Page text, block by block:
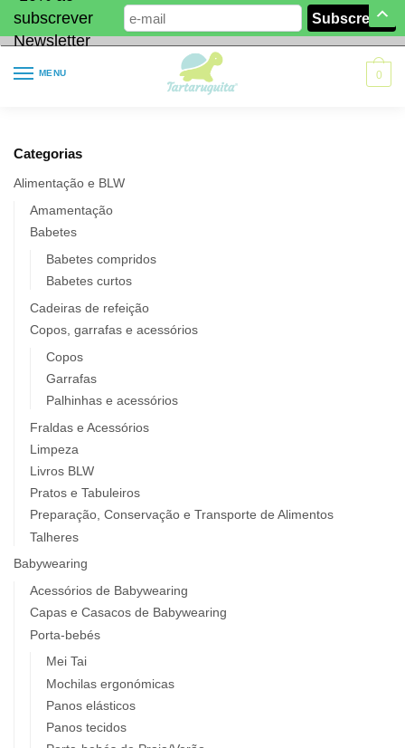
subscrever
Newsletter
MENU 0
Categorias
Alimentação e BLW
Amamentação
Babetes
Babetes compridos
Babetes curtos
Cadeiras de refeição
Copos, garrafas e acessórios
Copos
Garrafas
Palhinhas e acessórios
Fraldas e Acessórios
Limpeza
Livros BLW
Pratos e Tabuleiros
Preparação, Conservação e Transporte de Alimentos
Talheres
Babywearing
Acessórios de Babywearing
Capas e Casacos de Babywearing
Porta-bebés
Mei Tai
Mochilas ergonómicas
Panos elásticos
Panos tecidos